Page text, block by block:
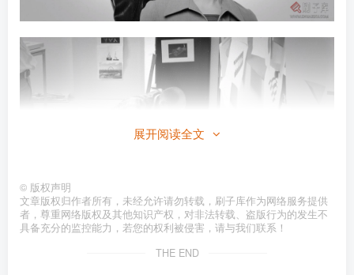
展开阅读全文
© 版权声明
文章版权归作者所有，未经允许请勿转载，刷子库作为网络服务提供
者，尊重网络版权及其他知识产权，对非法转载、盗版行为的发生不
具备充分的监控能力，若您的权利被侵害，请与我们联系！
THE END